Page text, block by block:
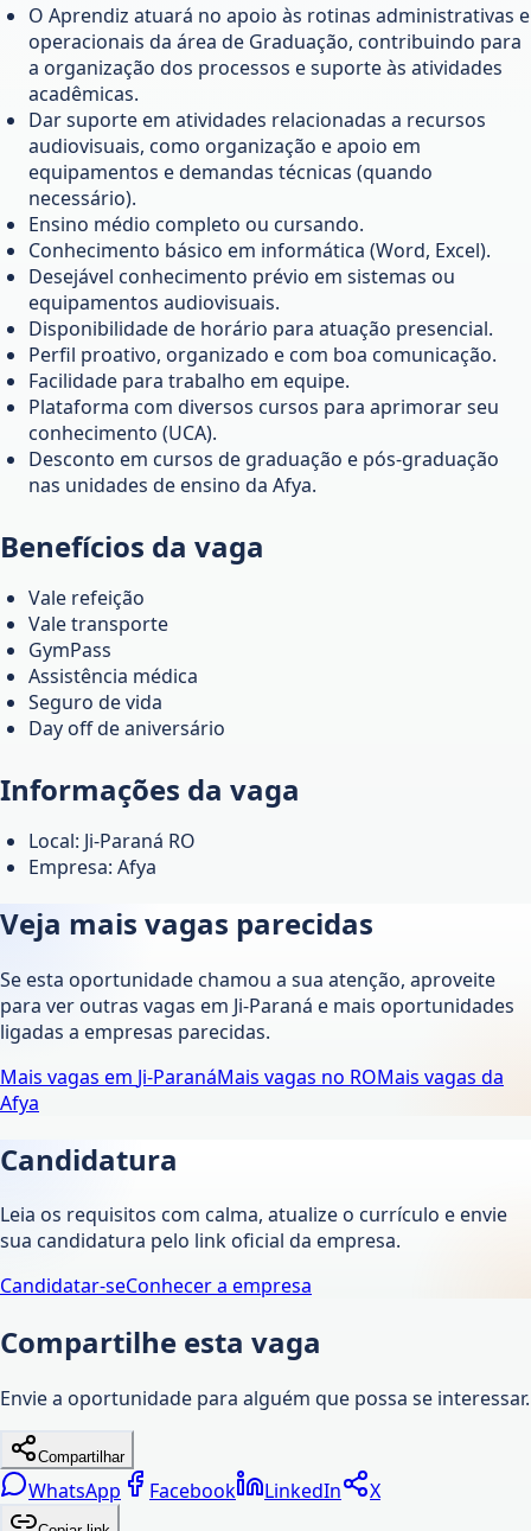
O Aprendiz atuará no apoio às rotinas administrativas e
operacionais da área de Graduação, contribuindo para
a organização dos processos e suporte às atividades
acadêmicas.
Dar suporte em atividades relacionadas a recursos
audiovisuais, como organização e apoio em
equipamentos e demandas técnicas (quando
necessário).
Ensino médio completo ou cursando.
Conhecimento básico em informática (Word, Excel).
Desejável conhecimento prévio em sistemas ou
equipamentos audiovisuais.
Disponibilidade de horário para atuação presencial.
Perfil proativo, organizado e com boa comunicação.
Facilidade para trabalho em equipe.
Plataforma com diversos cursos para aprimorar seu
conhecimento (UCA).
Desconto em cursos de graduação e pós-graduação
nas unidades de ensino da Afya.
Benefícios da vaga
Vale refeição
Vale transporte
GymPass
Assistência médica
Seguro de vida
Day off de aniversário
Informações da vaga
Local: Ji-Paraná RO
Empresa: Afya
Veja mais vagas parecidas
Se esta oportunidade chamou a sua atenção, aproveite
para ver outras vagas em Ji-Paraná e mais oportunidades
ligadas a empresas parecidas.
Mais vagas em Ji-ParanáMais vagas no ROMais vagas da
Afya
Candidatura
Leia os requisitos com calma, atualize o currículo e envie
sua candidatura pelo link oficial da empresa.
Candidatar-seConhecer a empresa
Compartilhe esta vaga
Envie a oportunidade para alguém que possa se interessar.
Compartilhar
WhatsApp Facebook LinkedIn X